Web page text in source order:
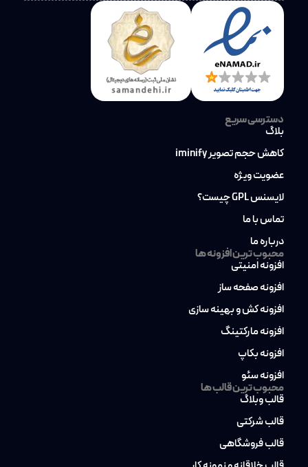
دسترسی سریع
بلاگ
کاهش حجم تصویر iminify
عضویت ویژه
لایسنس GPL چیست؟
تماس با ما
درباره ما
محبوب ترین افزونه ها
افزونه امنیتی
افزونه صفحه ساز
افزونه کش و بهینه سازی
افزونه مارکتینگ
افزونه بکاپ
افزونه سئو
محبوب ترین قالب ها
قالب وبلاگ
قالب شرکتی
قالب فروشگاهی